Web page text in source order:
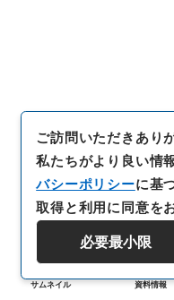
サムネイル 資料情報
ご訪問いただきあり
私たちがより良い情
バシーポリシーに基
取得と利用に同意を
必要最小限